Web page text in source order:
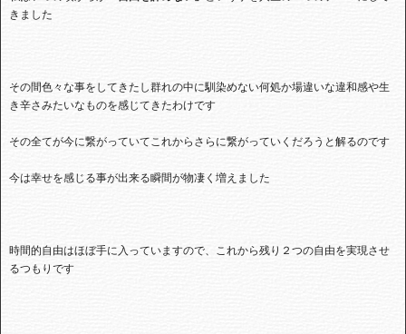
きました
その間色々な事をしてきたし群れの中に馴染めない何処か場違いな違和感や生
き辛さみたいなものを感じてきたわけです
その全てが今に繋がっていてこれからさらに繋がっていくだろうと解るのです
今は幸せを感じる事が出来る瞬間が物凄く増えました
時間的自由はほぼ手に入っていますので、これから残り２つの自由を実現させ
るつもりです